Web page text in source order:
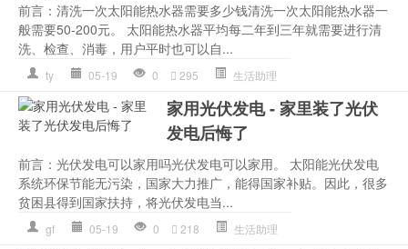
前言：清洗一次太阳能热水器需要多少钱清洗一次太阳能热水器一
般需要50-200元。 太阳能热水器平均每二年到三年就需要进行清
洗、检查、消毒，用户平时也可以自...
ty 05-19 0 295 生活助理
家用光伏发电 - 家里装了光伏
发电后悔了
前言：光伏发电可以家用吗光伏发电可以家用。 太阳能光伏发电
系统环保节能无污染，国家大力推广，能得国家补贴。因此，很多
贫困县得到国家扶持，将光伏发电当...
gf 05-19 0 218 生活助理